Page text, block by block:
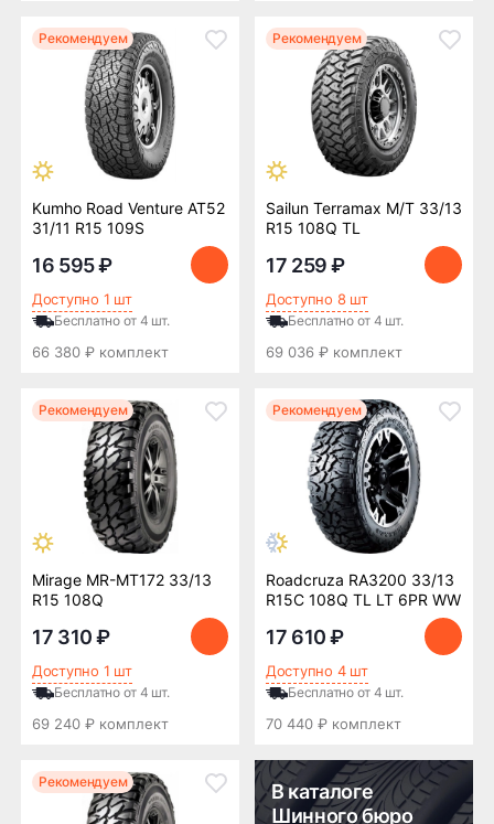
Рекомендуем
Kumho Road Venture AT52
31/11 R15 109S
16 595 ₽
Доступно 1 шт
Бесплатно от 4 шт.
66 380 ₽ комплект
Рекомендуем
Sailun Terramax M/T 33/13
R15 108Q TL
17 259 ₽
Доступно 8 шт
Бесплатно от 4 шт.
69 036 ₽ комплект
Рекомендуем
Mirage MR-MT172 33/13
R15 108Q
17 310 ₽
Доступно 1 шт
Бесплатно от 4 шт.
69 240 ₽ комплект
Рекомендуем
Roadcruza RA3200 33/13
R15C 108Q TL LT 6PR WW
17 610 ₽
Доступно 4 шт
Бесплатно от 4 шт.
70 440 ₽ комплект
Рекомендуем
В каталоге
Шинного бюро